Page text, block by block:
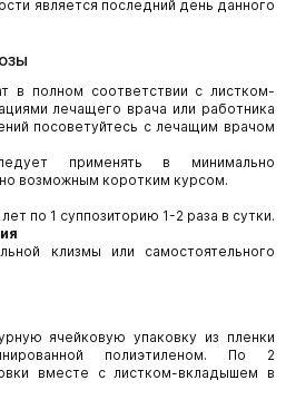
является последний день данного
в полном соответствии с листком-
лечащего врача или работника
посоветуйтесь с лечащим врачом
применять в минимально
возможным коротким курсом.
по 1 суппозиторию 1-2 раза в сутки.
клизмы или самостоятельного
ячейковую упаковку из пленки
полиэтиленом. По 2
вместе с листком-вкладышем в